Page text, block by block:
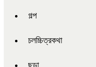
গল্প
চলচ্চিত্রকথা
ছড়া